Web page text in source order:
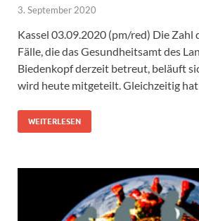
3. September 2020
Kassel 03.09.2020 (pm/red) Die Zahl
Fälle, die das Gesundheitsamt des
Biedenkopf derzeit betreut, beläuft
wird heute mitgeteilt. Gleichzeitig
WEITERLESEN